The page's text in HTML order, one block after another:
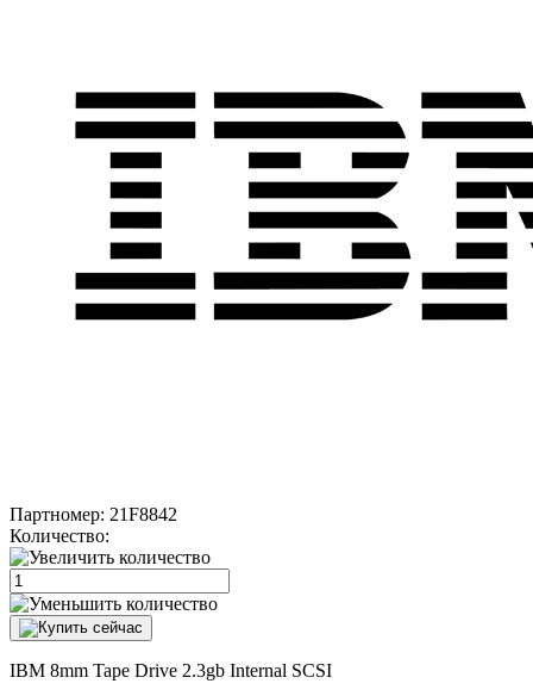
Партномер: 21F8842
Количество:
IBM 8mm Tape Drive 2.3gb Internal SCSI